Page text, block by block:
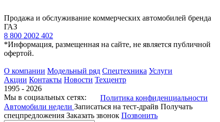
Продажа и обслуживание коммерческих автомобилей бренда
ГАЗ
8 800 2002 402
*Информация, размещенная на сайте, не является публичной
офертой.
О компании Модельный ряд Спецтехника Услуги
Акции Контакты Новости Техцентр
1995 - 2026
Мы в социальных сетях:
Политика конфиденциальности
Автомобили недели Записаться на тест-драйв Получать
спецпредложения Заказать звонок Позвонить